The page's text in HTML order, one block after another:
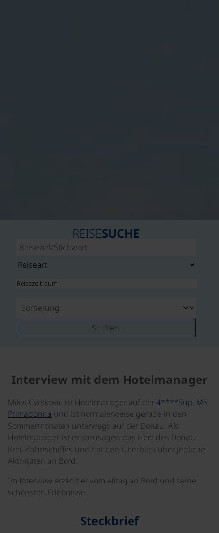
REISESUCHE
Suchen
Interview mit dem Hotelmanager
Milos Cvetkovic ist Hotelmanager auf der 4****Sup. MS
Primadonna und ist normalerweise gerade in den
Sommermonaten unterwegs auf der Donau. Als
Hotelmanager ist er sozusagen das Herz des Donau-
Kreuzfahrtschiffes und hat den Überblick über jegliche
Aktivitäten an Bord.
Im Interview erzählt er vom Alltag an Bord und seine
schönsten Erlebnisse.
Steckbrief